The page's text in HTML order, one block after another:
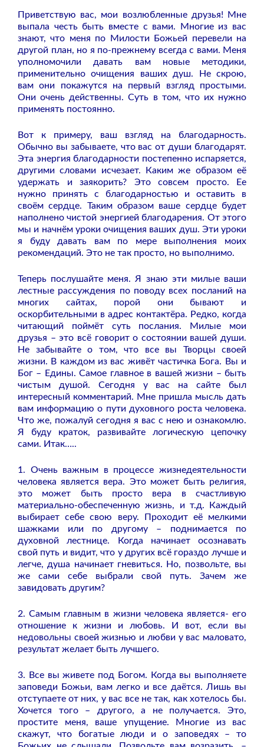
Приветствую вас, мои возлюбленные друзья! Мне
выпала честь быть вместе с вами. Многие из вас
знают, что меня по Милости Божьей перевели на
другой план, но я по-прежнему всегда с вами. Меня
уполномочили давать вам новые методики,
применительно очищения ваших душ. Не скрою,
вам они покажутся на первый взгляд простыми.
Они очень действенны. Суть в том, что их нужно
применять постоянно.
Вот к примеру, ваш взгляд на благодарность.
Обычно вы забываете, что вас от души благодарят.
Эта энергия благодарности постепенно испаряется,
другими словами исчезает. Каким же образом её
удержать и заякорить? Это совсем просто. Ее
нужно принять с благодарностью и оставить в
своём сердце. Таким образом ваше сердце будет
наполнено чистой энергией благодарения. От этого
мы и начнём уроки очищения ваших душ. Эти уроки
я буду давать вам по мере выполнения моих
рекомендаций. Это не так просто, но выполнимо.
Теперь послушайте меня. Я знаю эти милые ваши
лестные рассуждения по поводу всех посланий на
многих сайтах, порой они бывают и
оскорбительными в адрес контактёра. Редко, когда
читающий поймёт суть послания. Милые мои
друзья – это всё говорит о состоянии вашей души.
Не забывайте о том, что все вы Творцы своей
жизни. В каждом из вас живёт частичка Бога. Вы и
Бог – Едины. Самое главное в вашей жизни – быть
чистым душой. Сегодня у вас на сайте был
интересный комментарий. Мне пришла мысль дать
вам информацию о пути духовного роста человека.
Что же, пожалуй сегодня я вас с нею и ознакомлю.
Я буду краток, развивайте логическую цепочку
сами. Итак…..
1. Очень важным в процессе жизнедеятельности
человека является вера. Это может быть религия,
это может быть просто вера в счастливую
материально-обеспеченную жизнь, и т.д. Каждый
выбирает себе свою веру. Проходит её мелкими
шажками или по другому – поднимается по
духовной лестнице. Когда начинает осознавать
свой путь и видит, что у других всё гораздо лучше и
легче, душа начинает гневиться. Но, позвольте, вы
же сами себе выбрали свой путь. Зачем же
завидовать другим?
2. Самым главным в жизни человека является- его
отношение к жизни и любовь. И вот, если вы
недовольны своей жизнью и любви у вас маловато,
результат желает быть лучшего.
3. Все вы живете под Богом. Когда вы выполняете
заповеди Божьи, вам легко и все даётся. Лишь вы
отступаете от них, у вас все не так, как хотелось бы.
Хочется того – другого, а не получается. Это,
простите меня, ваше упущение. Многие из вас
скажут, что богатые люди и о заповедях – то